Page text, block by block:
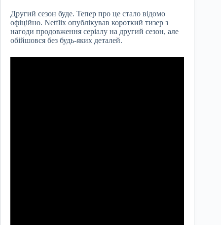
Другий сезон буде. Тепер про це стало відомо
офіційно. Netflix опублікував короткий тизер з
нагоди продовження серіалу на другий сезон, але
обійшовся без будь-яких деталей.